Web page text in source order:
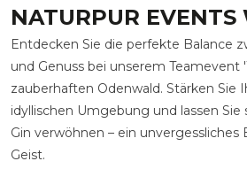
NATURPUR EVENTS
Entdecken Sie die perfekte Balance
und Genuss bei unserem Teamevent
zauberhaften Odenwald. Stärken Sie
idyllischen Umgebung und lassen Sie
Gin verwöhnen – ein unvergessliches
Geist.